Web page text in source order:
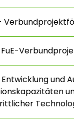
FuE-
- Entwicklung und